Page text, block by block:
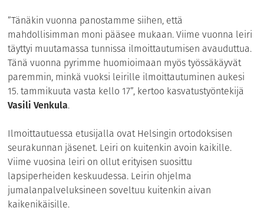
”Tänäkin vuonna panostamme siihen, että
mahdollisimman moni pääsee mukaan. Viime vuonna leiri
täyttyi muutamassa tunnissa ilmoittautumisen avauduttua.
Tänä vuonna pyrimme huomioimaan myös työssäkäyvät
paremmin, minkä vuoksi leirille ilmoittautuminen aukesi
15. tammikuuta vasta kello 17”, kertoo kasvatustyöntekijä
Vasili Venkula.
Ilmoittautuessa etusijalla ovat Helsingin ortodoksisen
seurakunnan jäsenet. Leiri on kuitenkin avoin kaikille.
Viime vuosina leiri on ollut erityisen suosittu
lapsiperheiden keskuudessa. Leirin ohjelma
jumalanpalveluksineen soveltuu kuitenkin aivan
kaikenikäisille.